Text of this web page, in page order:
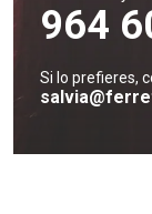
964
Si lo prefieres,